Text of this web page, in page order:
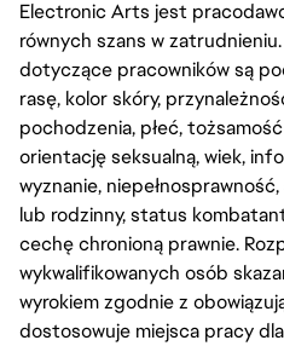
Electronic Arts jest
równych szans w
dotyczące pracowników są
rasę, kolor skóry,
pochodzenia, płeć,
orientację seksualną, wiek,
wyznanie,
lub rodzinny, status
cechę chronioną prawnie.
wykwalifikowanych osób
wyrokiem zgodnie z
dostosowuje miejsca pracy